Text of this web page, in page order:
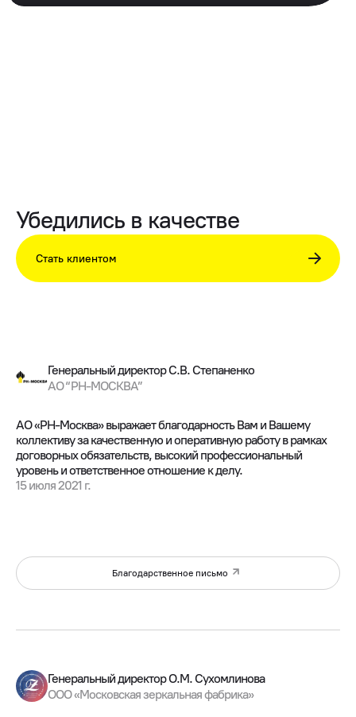
Убедились в качестве
Стать клиентом
Генеральный директор С.В. Степаненко
АО “РН-МОСКВА”
15 июля 2021 г.
АО «РН-Москва» выражает благодарность Вам и Вашему
коллективу за качественную и оперативную работу в рамках
договорных обязательств, высокий профессиональный
уровень и ответственное отношение к делу.
Благодарственное письмо
Генеральный директор О.М. Сухомлинова
ООО «Московская зеркальная фабрика»